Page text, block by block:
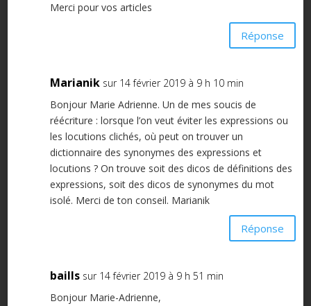
Merci pour vos articles
Réponse
Marianik sur 14 février 2019 à 9 h 10 min
Bonjour Marie Adrienne. Un de mes soucis de
réécriture : lorsque l’on veut éviter les expressions ou
les locutions clichés, où peut on trouver un
dictionnaire des synonymes des expressions et
locutions ? On trouve soit des dicos de définitions des
expressions, soit des dicos de synonymes du mot
isolé. Merci de ton conseil. Marianik
Réponse
baills sur 14 février 2019 à 9 h 51 min
Bonjour Marie-Adrienne,